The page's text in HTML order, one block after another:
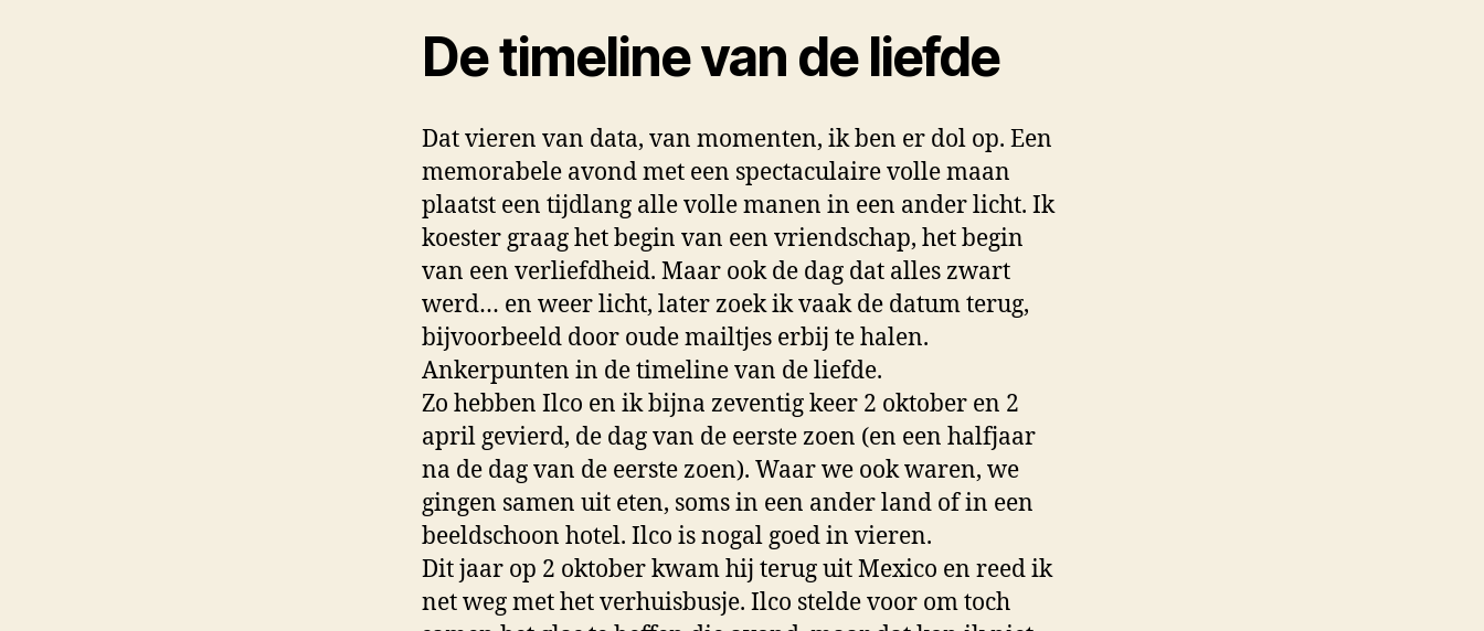
De timeline van de liefde
Dat vieren van data, van momenten, ik ben er dol op. Een
memorabele avond met een spectaculaire volle maan
plaatst een tijdlang alle volle manen in een ander licht. Ik
koester graag het begin van een vriendschap, het begin
van een verliefdheid. Maar ook de dag dat alles zwart
werd… en weer licht, later zoek ik vaak de datum terug,
bijvoorbeeld door oude mailtjes erbij te halen.
Ankerpunten in de timeline van de liefde.
Zo hebben Ilco en ik bijna zeventig keer 2 oktober en 2
april gevierd, de dag van de eerste zoen (en een halfjaar
na de dag van de eerste zoen). Waar we ook waren, we
gingen samen uit eten, soms in een ander land of in een
beeldschoon hotel. Ilco is nogal goed in vieren.
Dit jaar op 2 oktober kwam hij terug uit Mexico en reed ik
net weg met het verhuisbusje. Ilco stelde voor om toch